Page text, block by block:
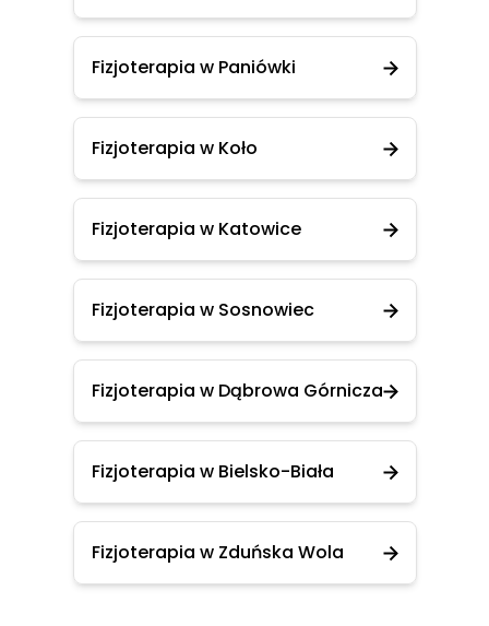
Fizjoterapia w Paniówki
Fizjoterapia w Koło
Fizjoterapia w Katowice
Fizjoterapia w Sosnowiec
Fizjoterapia w Dąbrowa Górnicza
Fizjoterapia w Bielsko-Biała
Fizjoterapia w Zduńska Wola